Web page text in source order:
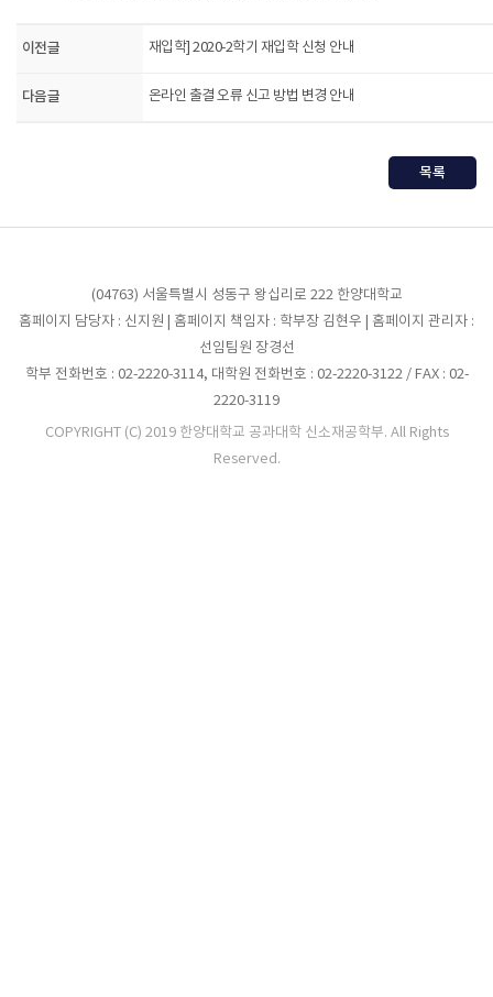
이전글 재입학] 2020-2학기 재입학 신청 안내
다음글 온라인 출결 오류 신고 방법 변경 안내
목록
(04763) 서울특별시 성동구 왕십리로 222 한양대학교
홈페이지 담당자 : 신지원 | 홈페이지 책임자 : 학부장 김현우 | 홈페이지 관리자 :
선임팀원 장경선
학부 전화번호 : 02-2220-3114, 대학원 전화번호 : 02-2220-3122 / FAX : 02-
2220-3119
COPYRIGHT (C) 2019 한양대학교 공과대학 신소재공학부. All Rights
Reserved.